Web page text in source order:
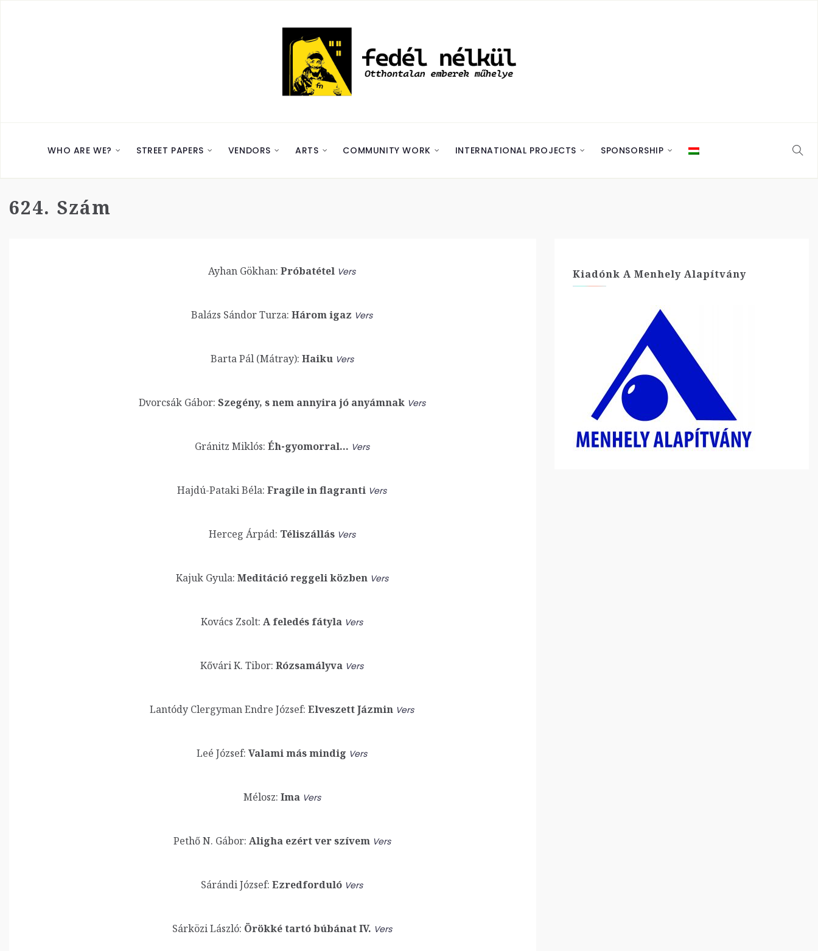
WHO ARE WE? STREET PAPERS VENDORS ARTS COMMUNITY WORK INTERNATIONAL PROJECTS SPONSORSHIP
624. Szám
Ayhan Gökhan: Próbatétel Vers
Balázs Sándor Turza: Három igaz Vers
Barta Pál (Mátray): Haiku Vers
Dvorcsák Gábor: Szegény, s nem annyira jó anyámnak Vers
Gránitz Miklós: Éh-gyomorral… Vers
Hajdú-Pataki Béla: Fragile in flagranti Vers
Herceg Árpád: Téliszállás Vers
Kajuk Gyula: Meditáció reggeli közben Vers
Kovács Zsolt: A feledés fátyla Vers
Kővári K. Tibor: Rózsamályva Vers
Lantódy Clergyman Endre József: Elveszett Jázmin Vers
Leé József: Valami más mindig Vers
Mélosz: Ima Vers
Pethő N. Gábor: Aligha ezért ver szívem Vers
Sárándi József: Ezredforduló Vers
Sárközi László: Örökké tartó búbánat IV. Vers
Kiadónk A Menhely Alapítvány